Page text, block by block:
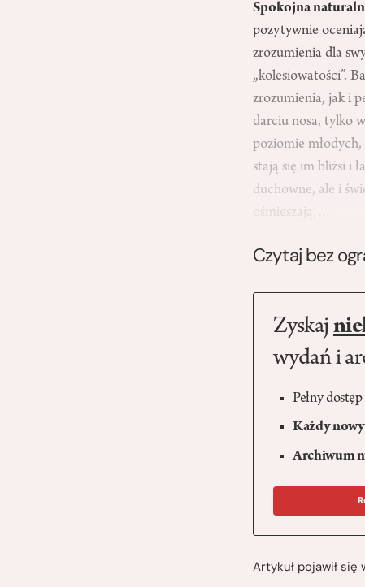
Spokojna
pozytywnie
zrozumienia dla
„kolesiowatości”.
zrozumienia, jak i
darciu nosa, tylko
poziomie
stają się im bliżsi i
duchowne, ale i
ośmieszają,…
Czytaj bez
Zyskaj
wydań i
Pełny
Każdy
Archiwum
Artykuł pojawił